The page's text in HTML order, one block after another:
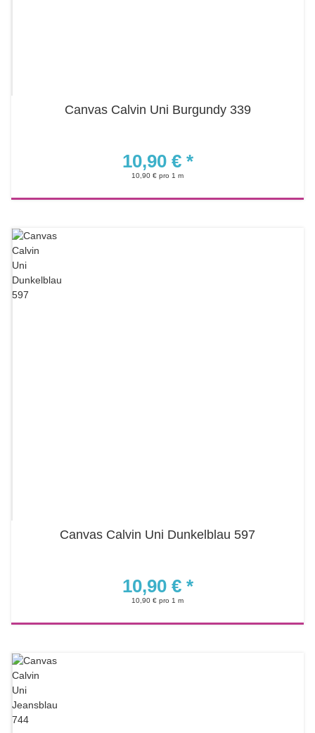
Canvas Calvin Uni Burgundy 339
10,90 € *
10,90 € pro 1 m
Canvas Calvin Uni Dunkelblau 597
10,90 € *
10,90 € pro 1 m